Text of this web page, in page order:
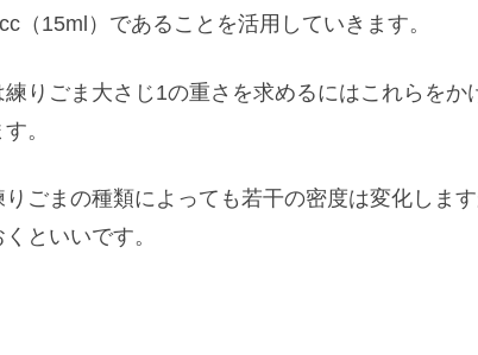
（15ml）であることを活用していきます。
りごま大さじ1の重さを求めるにはこれらを
。
りごまの種類によっても若干の密度は変化しま
といいです。